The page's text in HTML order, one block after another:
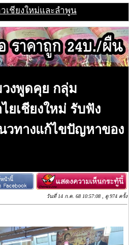
วเชียงใหม่และลำพูน
งพูดคุย กลุ่ม
ยเชียงใหม่ รับฟัง
ทางแก้ไขปัญหาของ
วันที่ 14 ก.ค. 68 10:57:08 , ดู 974 ครั้ง